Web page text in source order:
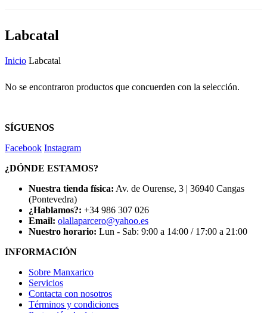
Labcatal
Inicio Labcatal
No se encontraron productos que concuerden con la selección.
SÍGUENOS
Facebook Instagram
¿DÓNDE ESTAMOS?
Nuestra tienda física: Av. de Ourense, 3 | 36940 Cangas
(Pontevedra)
¿Hablamos?: +34 986 307 026
Email: olallaparcero@yahoo.es
Nuestro horario: Lun - Sab: 9:00 a 14:00 / 17:00 a 21:00
INFORMACIÓN
Sobre Manxarico
Servicios
Contacta con nosotros
Términos y condiciones